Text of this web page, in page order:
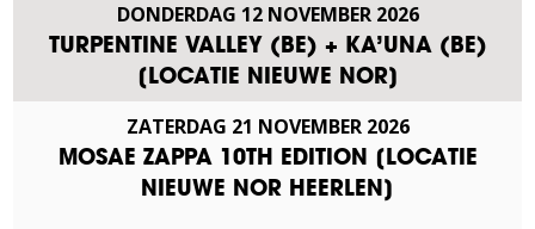
DONDERDAG 12 NOVEMBER 2026
TURPENTINE VALLEY (BE) + KA’UNA (BE)
[LOCATIE NIEUWE NOR]
ZATERDAG 21 NOVEMBER 2026
MOSAE ZAPPA 10TH EDITION [LOCATIE
NIEUWE NOR HEERLEN]